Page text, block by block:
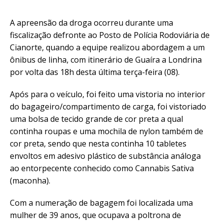
A apreensão da droga ocorreu durante uma
fiscalização defronte ao Posto de Polícia Rodoviária de
Cianorte, quando a equipe realizou abordagem a um
ônibus de linha, com itinerário de Guaíra a Londrina
por volta das 18h desta última terça-feira (08).
Após para o veículo, foi feito uma vistoria no interior
do bagageiro/compartimento de carga, foi vistoriado
uma bolsa de tecido grande de cor preta a qual
continha roupas e uma mochila de nylon também de
cor preta, sendo que nesta continha 10 tabletes
envoltos em adesivo plástico de substância análoga
ao entorpecente conhecido como Cannabis Sativa
(maconha).
Com a numeração de bagagem foi localizada uma
mulher de 39 anos, que ocupava a poltrona de